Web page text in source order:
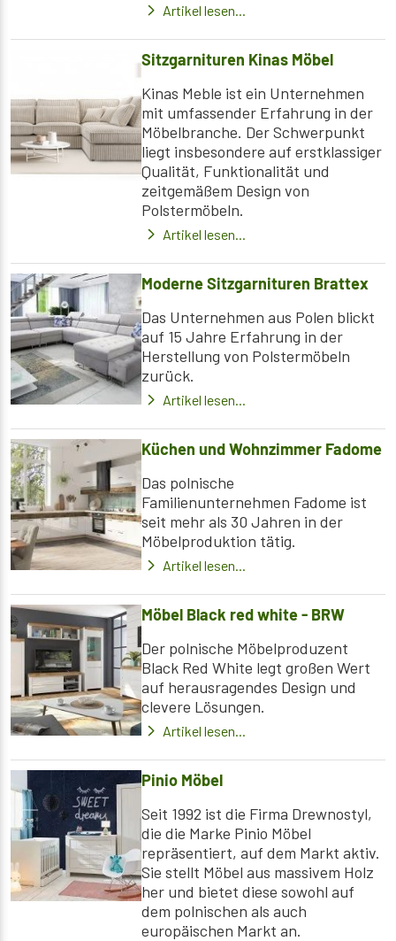
Artikel lesen...
Sitzgarnituren Kinas Möbel
Kinas Meble ist ein Unternehmen
mit umfassender Erfahrung in der
Möbelbranche. Der Schwerpunkt
liegt insbesondere auf erstklassiger
Qualität, Funktionalität und
zeitgemäßem Design von
Polstermöbeln.
Artikel lesen...
Moderne Sitzgarnituren Brattex
Das Unternehmen aus Polen blickt
auf 15 Jahre Erfahrung in der
Herstellung von Polstermöbeln
zurück.
Artikel lesen...
Küchen und Wohnzimmer Fadome
Das polnische
Familienunternehmen Fadome ist
seit mehr als 30 Jahren in der
Möbelproduktion tätig.
Artikel lesen...
Möbel Black red white - BRW
Der polnische Möbelproduzent
Black Red White legt großen Wert
auf herausragendes Design und
clevere Lösungen.
Artikel lesen...
Pinio Möbel
Seit 1992 ist die Firma Drewnostyl,
die die Marke Pinio Möbel
repräsentiert, auf dem Markt aktiv.
Sie stellt Möbel aus massivem Holz
her und bietet diese sowohl auf
dem polnischen als auch
europäischen Markt an.